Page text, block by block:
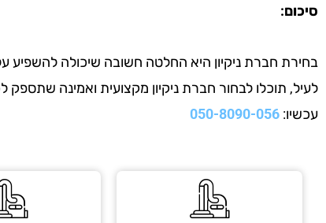
סיכום:
בחירת חברת ניקיון היא החלטה חשובה שיכולה להשפיע
לעיל, תוכלו לבחור חברת ניקיון מקצועית ואמינה
עכשיו: